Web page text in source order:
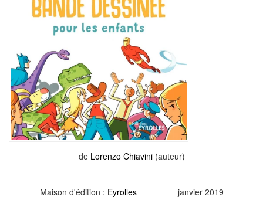
de Lorenzo Chiavini(auteur)
Maison d'édition : Eyrolles janvier 2019